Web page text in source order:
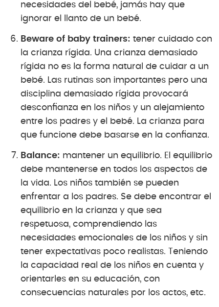
necesidades del bebé, jamás hay que
ignorar el llanto de un bebé.
Beware of baby trainers: tener cuidado con
la crianza rígida. Una crianza demasiado
rígida no es la forma natural de cuidar a un
bebé. Las rutinas son importantes pero una
disciplina demasiado rígida provocará
desconfianza en los niños y un alejamiento
entre los padres y el bebé. La crianza para
que funcione debe basarse en la confianza.
Balance: mantener un equilibrio. El equilibrio
debe mantenerse en todos los aspectos de
la vida. Los niños también se pueden
enfrentar a los padres. Se debe encontrar el
equilibrio en la crianza y que sea
respetuosa, comprendiendo las
necesidades emocionales de los niños y sin
tener expectativas poco realistas. Teniendo
la capacidad real de los niños en cuenta y
orientarles en su educación, con
consecuencias naturales por los actos, etc.